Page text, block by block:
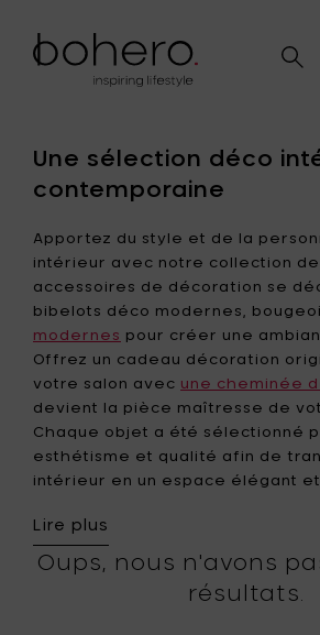
Une sélection déco
contemporaine
Apportez du style et de la
intérieur avec notre collection
accessoires de décoration se
bibelots déco modernes,
modernes pour créer une
Offrez un cadeau décoration
votre salon avec une cheminée
devient la pièce maîtresse de
Chaque objet a été sélectionné
esthétisme et qualité afin de
intérieur en un espace élégant
Lire plus
Oups, nous n'avons
résultats.